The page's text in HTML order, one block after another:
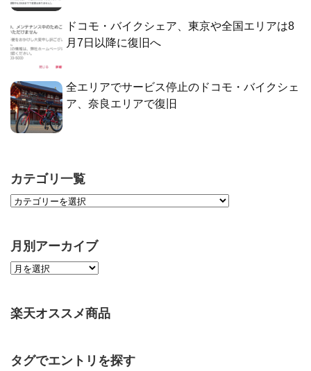
ドコモ・バイクシェア、東京や全国エリアは8
月7日以降に復旧へ
全エリアでサービス停止のドコモ・バイクシェ
ア、奈良エリアで復旧
カテゴリ一覧
月別アーカイブ
楽天オススメ商品
タグでエントリを探す